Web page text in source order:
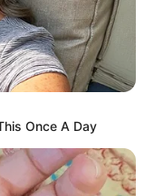
Once A Day